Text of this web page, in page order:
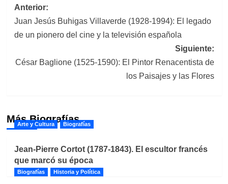
Navegación
de
entradas
Anterior:
Juan Jesús Buhigas Villaverde (1928-1994): El legado
de un pionero del cine y la televisión española
Siguiente:
César Baglione (1525-1590): El Pintor Renacentista de
los Paisajes y las Flores
Más Biografías
Arte y Cultura Biografías
Jean-Pierre Cortot (1787-1843). El escultor francés
que marcó su época
Biografías Historia y Política